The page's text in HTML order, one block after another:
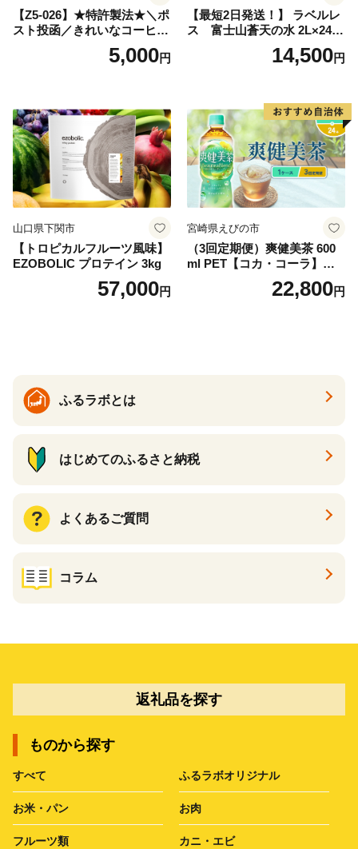
【Z5-026】★特許製法★＼ポ
スト投函／きれいなコーヒー
ドリップバッグ9種セット(18
袋)ゆうパケットでお届け！
5,000円
【最短2日発送！】 ラベルレ
ス 富士山蒼天の水 2L×24本
（4ケース）※離島不可 天然
水 ミネラルウォーター 水 ペ
産 シリカ ミネラル 美容 備蓄
防災 長期保存 富士山 山梨県
忍野村
14,500円
山口県下関市
【トロピカルフルーツ風味】
EZOBOLIC プロテイン 3kg
57,000円
宮崎県えびの市
（3回定期便）爽健美茶 600
ml PET【コカ・コーラ】ペ
ットボトル 1ケース(24本) 定
期便 3回(72本) セット お茶
22,800円
ふるラボとは
はじめてのふるさと納税
よくあるご質問
コラム
返礼品を探す
ものから探す
すべて ふるラボオリジナル
お米・パン お肉
フルーツ類 カニ・エビ